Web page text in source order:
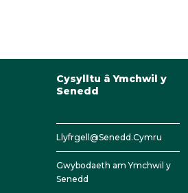
Cysylltu â Ymchwil y
Senedd
Llyfrgell@Senedd.Cymru
Gwybodaeth am Ymchwil y
Senedd